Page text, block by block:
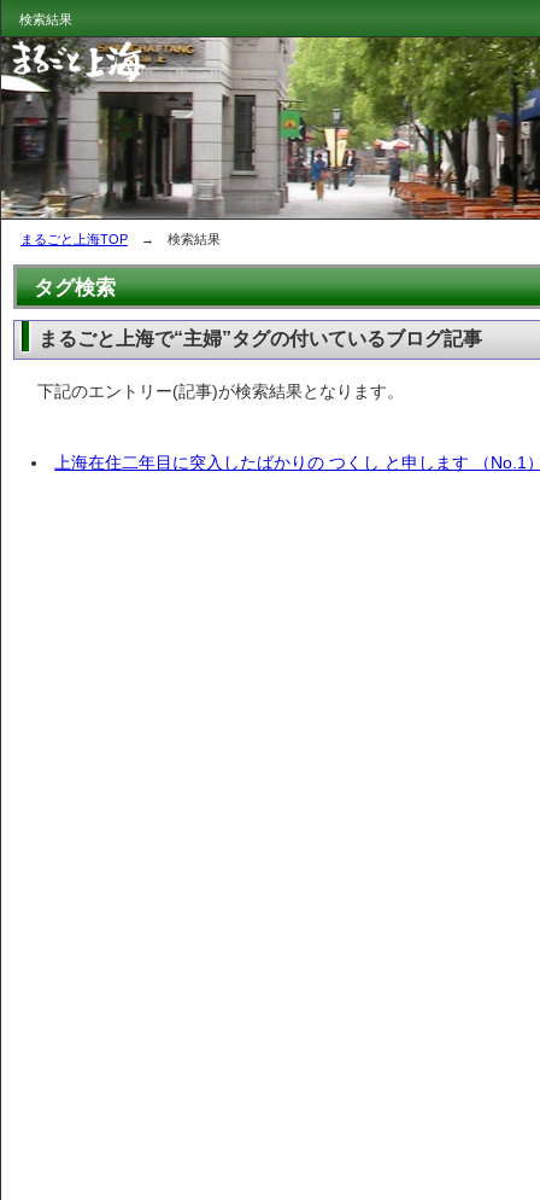
検索結果
タグ検索
まるごと上海で“主婦”タグの付いているブログ記事
下記のエントリー(記事)が検索結果となります。
上海在住二年目に突入したばかりの つくし と申します （No.1
まるごと上海TOP → 検索結果